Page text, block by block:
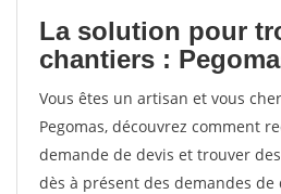
La solution pour
chantiers :
Vous êtes un artisan et vous
Pegomas, découvrez comment
demande de devis et trouver
dès à présent des demandes